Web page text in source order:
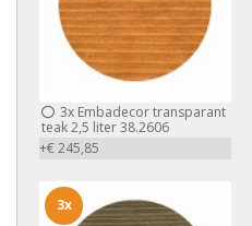
3x Embadecor transparant
teak 2,5 liter 38.2606
+€ 245,85
3x